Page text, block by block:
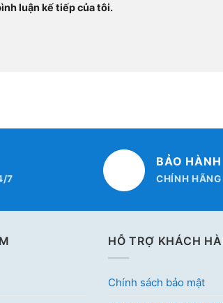
luận kế tiếp của tôi.
7
BẢO HÀNH
CHÍNH HÃNG
HỖ TRỢ KHÁCH
Chính sách bảo mật